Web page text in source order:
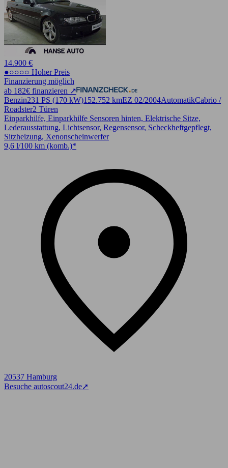
14.900 €
●○○○○ Hoher Preis
Finanzierung möglich
ab 182€ finanzieren ↗
Benzin231 PS (170 kW)152.752 kmEZ 02/2004AutomatikCabrio /
Roadster2 Türen
Einparkhilfe, Einparkhilfe Sensoren hinten, Elektrische Sitze,
Lederausstattung, Lichtsensor, Regensensor, Scheckheftgepflegt,
Sitzheizung, Xenonscheinwerfer
9,6 l/100 km (komb.)*
20537 Hamburg
Besuche autoscout24.de➚